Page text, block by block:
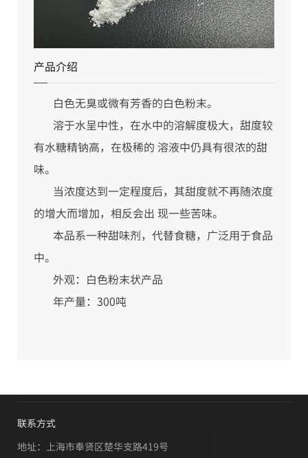
产品介绍
白色无臭或微有芳香的白色粉末。
溶于水呈中性，在水中的溶解度极大，甜度较
有水糖精钠高，在极稀的 溶液中仍具有很浓的甜
味。
当浓度达到一定程度后，其甜度就不再随浓度
的增大而增加，相反会出 现一些苦味。
本品系一种甜味剂，代替食糖，广泛用于食品
中。
外观：白色粉末状产品
年产量：300吨
联系方式
地址：上海市奉贤区楚华支路419号